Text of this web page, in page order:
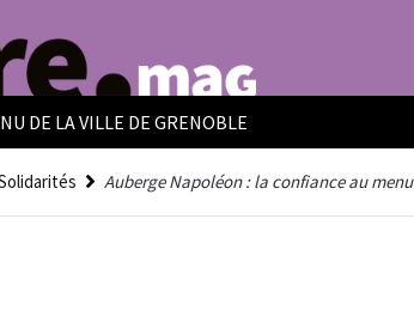
DE LA VILLE DE GRENOBLE
Auberge Napoléon : la confiance au menu